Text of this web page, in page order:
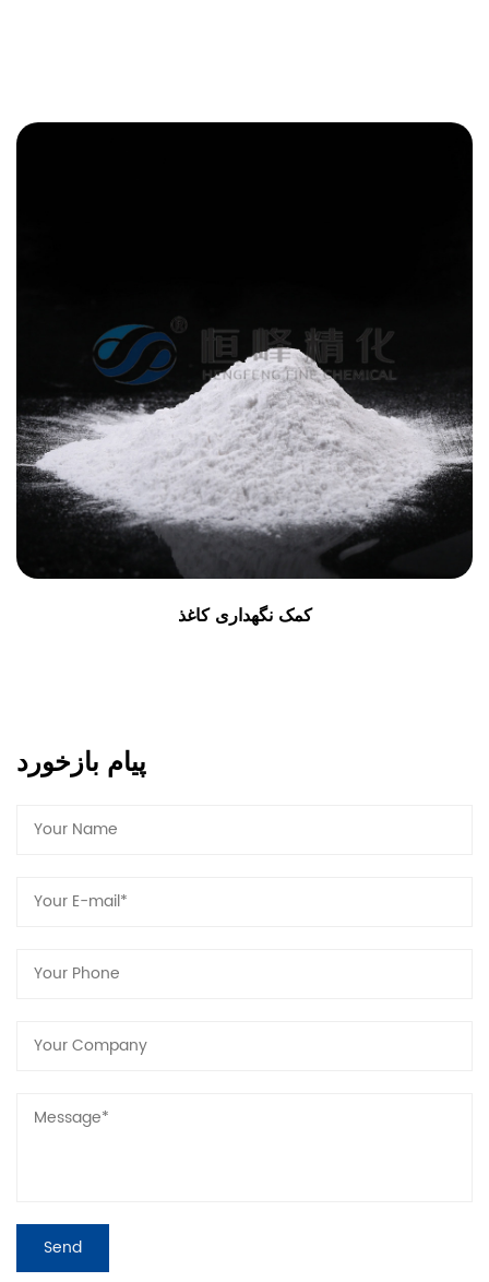
کمک نگهداری کاغذ
پیام بازخورد